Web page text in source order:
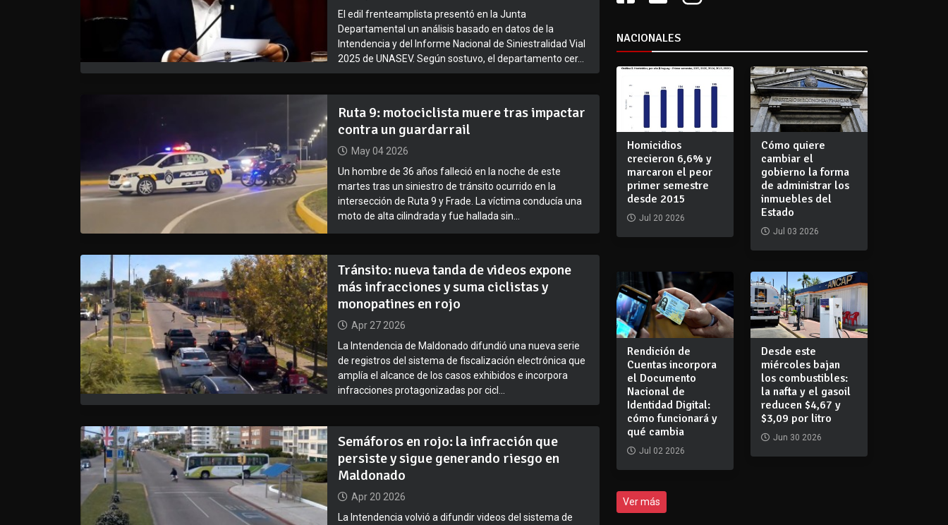
El edil frenteamplista presentó en la Junta
Departamental un análisis basado en datos de la
Intendencia y del Informe Nacional de Siniestralidad Vial
2025 de UNASEV. Según sostuvo, el departamento cer...
Ruta 9: motociclista muere tras impactar
contra un guardarrail
May 04 2026
Un hombre de 36 años falleció en la noche de este
martes tras un siniestro de tránsito ocurrido en la
intersección de Ruta 9 y Frade. La víctima conducía una
moto de alta cilindrada y fue hallada sin...
Tránsito: nueva tanda de videos expone
más infracciones y suma ciclistas y
monopatines en rojo
Apr 27 2026
La Intendencia de Maldonado difundió una nueva serie
de registros del sistema de fiscalización electrónica que
amplía el alcance de los casos exhibidos e incorpora
infracciones protagonizadas por cicl...
Semáforos en rojo: la infracción que
persiste y sigue generando riesgo en
Maldonado
Apr 20 2026
La Intendencia volvió a difundir videos del sistema de
NACIONALES
Homicidios
crecieron 6,6% y
marcaron el peor
primer semestre
desde 2015
Jul 20 2026
Cómo quiere
cambiar el
gobierno la forma
de administrar los
inmuebles del
Estado
Jul 03 2026
Rendición de
Cuentas incorpora
el Documento
Nacional de
Identidad Digital:
cómo funcionará y
qué cambia
Jul 02 2026
Desde este
miércoles bajan
los combustibles:
la nafta y el gasoil
reducen $4,67 y
$3,09 por litro
Jun 30 2026
Ver más